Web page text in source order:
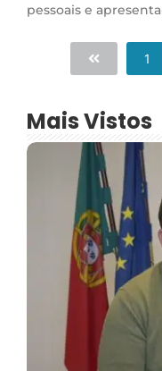
pessoais e
1
Mais Vistos